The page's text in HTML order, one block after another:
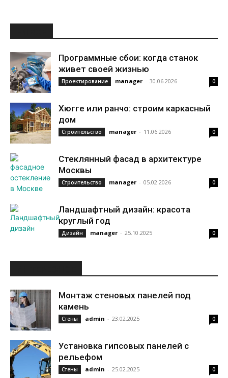
Программные сбои: когда станок
живет своей жизнью
Проектирование manager - 30.06.2026 0
Хюгге или ранчо: строим каркасный
дом
Строительство manager - 11.06.2026 0
Стеклянный фасад в архитектуре
Москвы
Строительство manager - 05.02.2026 0
Ландшафтный дизайн: красота
круглый год
Дизайн manager - 25.10.2025 0
Монтаж стеновых панелей под
камень
Стены admin - 23.02.2025 0
Установка гипсовых панелей с
рельефом
Стены admin - 25.02.2025 0